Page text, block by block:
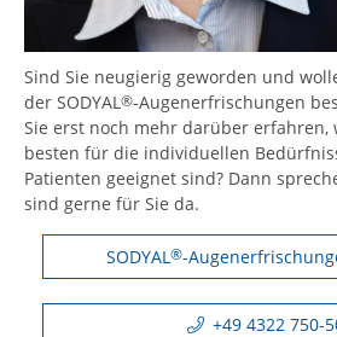
Sind Sie neugierig geworden und
der SODYAL ®-Augenerfrischungen
Sie erst noch mehr darüber erfahren,
besten für die individuellen
Patienten geeignet sind? Dann
sind gerne für Sie da.
SODYAL ®-
+49 4322 750-